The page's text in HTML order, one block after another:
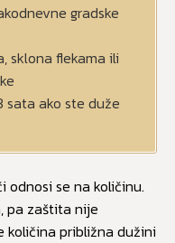
gradske
sklona flekama ili
sata ako ste duže
odnosi se na količinu.
pa zaštita nije
količina približna dužini